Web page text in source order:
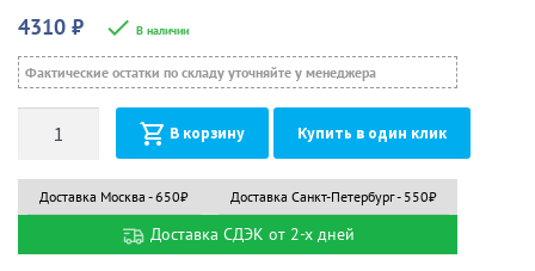
4310 ₽ В наличии
Фактические остатки по складу уточняйте у менеджера
В корзину Купить в один клик
Доставка Москва - 650₽ Доставка Санкт-Петербург - 550₽
Доставка СДЭК от 2-х дней